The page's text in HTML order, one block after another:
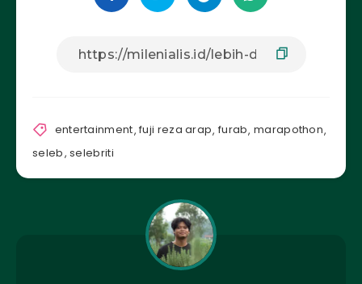
entertainment,fuji reza arap, furab,marapothon,
seleb,selebriti